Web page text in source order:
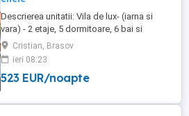
Descrierea unitatii: Vila de lux- (iarna si
vara) - 2 etaje, 5 dormitoare, 6 bai si
incaperi anexe totalizand 9 camere. Parter:
sala de petrecere/de mese/de dans, TV,
piscina incalzita, sauna, jacuzzi, bucatarie
echipata complet. La etajul intai avem
de biliard. ...
Cristian, Brasov
ieri 08:23
523 EUR/noapte